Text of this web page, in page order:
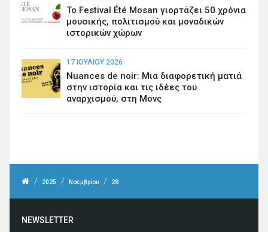
Το Festival Été Mosan γιορτάζει 50 χρόνια
μουσικής, πολιτισμού και μοναδικών
ιστορικών χώρων
17 ΙΟΥΛΊΟΥ 2026
Nuances de noir: Μια διαφορετική ματιά
στην ιστορία και τις ιδέες του
αναρχισμού, στη Μονς
/ 2025 / Νοεμβρίου / 28
NEWSLETTER